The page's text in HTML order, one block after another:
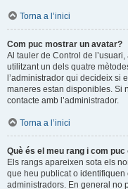
Torna a l’inici
Com puc mostrar un avatar?
Al tauler de Control de
utilitzant un dels quatre
l’administrador qui decideix si
maneres estan disponibles. Si
contacte amb l’administrador.
Torna a l’inici
Què és el meu rang i com
Els rangs apareixen sota els
que heu publicat o
administradors. En general no